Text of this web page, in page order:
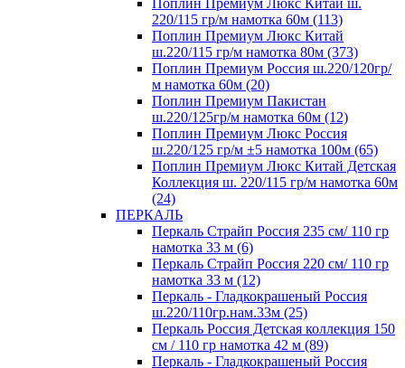
Поплин Премиум Люкс Китай ш.
220/115 гр/м намотка 60м (113)
Поплин Премиум Люкс Китай
ш.220/115 гр/м намотка 80м (373)
Поплин Премиум Россия ш.220/120гр/
м намотка 60м (20)
Поплин Премиум Пакистан
ш.220/125гр/м намотка 60м (12)
Поплин Премиум Люкс Россия
ш.220/125 гр/м ±5 намотка 100м (65)
Поплин Премиум Люкс Китай Детская
Коллекция ш. 220/115 гр/м намотка 60м
(24)
ПЕРКАЛЬ
Перкаль Страйп Россия 235 см/ 110 гр
намотка 33 м (6)
Перкаль Страйп Россия 220 см/ 110 гр
намотка 33 м (12)
Перкаль - Гладкокрашеный Россия
ш.220/110гр.нам.33м (25)
Перкаль Россия Детская коллекция 150
см / 110 гр намотка 42 м (89)
Перкаль - Гладкокрашеный Россия